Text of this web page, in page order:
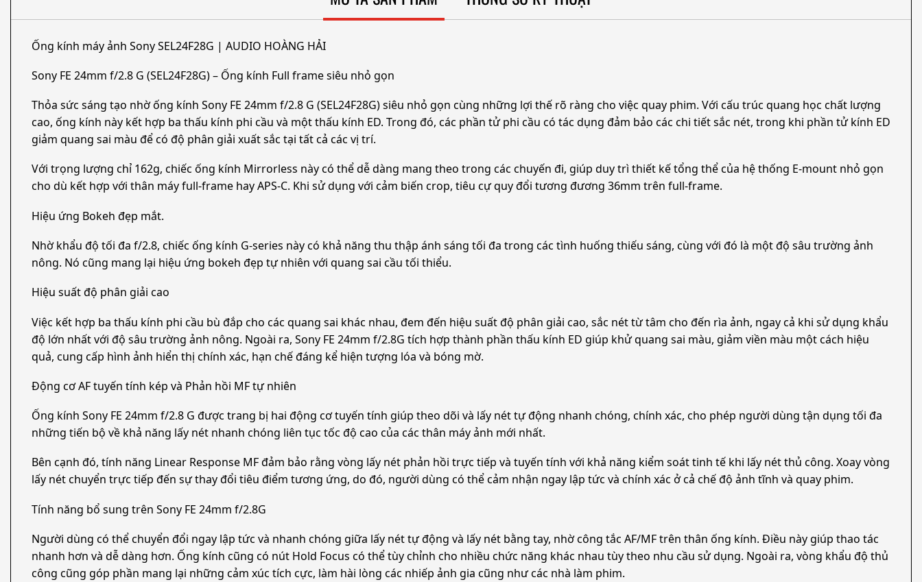
Ống kính máy ảnh Sony SEL24F28G | AUDIO HOÀNG HẢI
Sony FE 24mm f/2.8 G (SEL24F28G) – Ống kính Full frame siêu nhỏ gọn
Thỏa sức sáng tạo nhờ ống kính Sony FE 24mm f/2.8 G (SEL24F28G) siêu nhỏ gọn cùng những lợi thế rõ ràng cho việc quay phim. Với cấu trúc quang học chất lượng
cao, ống kính này kết hợp ba thấu kính phi cầu và một thấu kính ED. Trong đó, các phần tử phi cầu có tác dụng đảm bảo các chi tiết sắc nét, trong khi phần tử kính ED
giảm quang sai màu để có độ phân giải xuất sắc tại tất cả các vị trí.
Với trọng lượng chỉ 162g, chiếc ống kính Mirrorless này có thể dễ dàng mang theo trong các chuyến đi, giúp duy trì thiết kế tổng thể của hệ thống E-mount nhỏ gọn
cho dù kết hợp với thân máy full-frame hay APS-C. Khi sử dụng với cảm biến crop, tiêu cự quy đổi tương đương 36mm trên full-frame.
Hiệu ứng Bokeh đẹp mắt.
Nhờ khẩu độ tối đa f/2.8, chiếc ống kính G-series này có khả năng thu thập ánh sáng tối đa trong các tình huống thiếu sáng, cùng với đó là một độ sâu trường ảnh
nông. Nó cũng mang lại hiệu ứng bokeh đẹp tự nhiên với quang sai cầu tối thiểu.
Hiệu suất độ phân giải cao
Việc kết hợp ba thấu kính phi cầu bù đắp cho các quang sai khác nhau, đem đến hiệu suất độ phân giải cao, sắc nét từ tâm cho đến rìa ảnh, ngay cả khi sử dụng khẩu
độ lớn nhất với độ sâu trường ảnh nông. Ngoài ra, Sony FE 24mm f/2.8G tích hợp thành phần thấu kính ED giúp khử quang sai màu, giảm viền màu một cách hiệu
quả, cung cấp hình ảnh hiển thị chính xác, hạn chế đáng kể hiện tượng lóa và bóng mờ.
Động cơ AF tuyến tính kép và Phản hồi MF tự nhiên
Ống kính Sony FE 24mm f/2.8 G được trang bị hai động cơ tuyến tính giúp theo dõi và lấy nét tự động nhanh chóng, chính xác, cho phép người dùng tận dụng tối đa
những tiến bộ về khả năng lấy nét nhanh chóng liên tục tốc độ cao của các thân máy ảnh mới nhất.
Bên cạnh đó, tính năng Linear Response MF đảm bảo rằng vòng lấy nét phản hồi trực tiếp và tuyến tính với khả năng kiểm soát tinh tế khi lấy nét thủ công. Xoay vòng
lấy nét chuyển trực tiếp đến sự thay đổi tiêu điểm tương ứng, do đó, người dùng có thể cảm nhận ngay lập tức và chính xác ở cả chế độ ảnh tĩnh và quay phim.
Tính năng bổ sung trên Sony FE 24mm f/2.8G
Người dùng có thể chuyển đổi ngay lập tức và nhanh chóng giữa lấy nét tự động và lấy nét bằng tay, nhờ công tắc AF/MF trên thân ống kính. Điều này giúp thao tác
nhanh hơn và dễ dàng hơn. Ống kính cũng có nút Hold Focus có thể tùy chỉnh cho nhiều chức năng khác nhau tùy theo nhu cầu sử dụng. Ngoài ra, vòng khẩu độ thủ
công cũng góp phần mang lại những cảm xúc tích cực, làm hài lòng các nhiếp ảnh gia cũng như các nhà làm phim.